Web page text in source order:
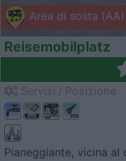
Area di sosta (AA)
Reisemobilplatz
Pianeggiante, vicina